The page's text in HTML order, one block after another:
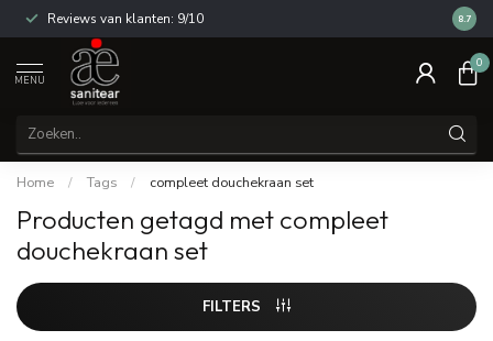
Reviews van klanten: 9/10 14
8.7
MENU
0
Home / Tags / compleet douchekraan set
Producten getagd met compleet
douchekraan set
FILTERS